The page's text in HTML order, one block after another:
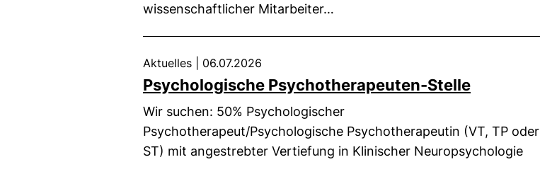
wissenschaftlicher Mitarbeiter…
Psychologische Psychotherapeuten-Stelle
Aktuelles 06.07.2026
Wir suchen: 50% Psychologischer
Psychotherapeut/Psychologische Psychotherapeutin (VT, TP oder
ST) mit angestrebter Vertiefung in Klinischer Neuropsychologie